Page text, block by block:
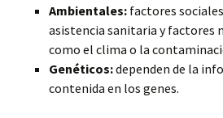
Ambientales: factores
asistencia sanitaria y factores
como el clima o la
Genéticos:dependen de la
contenida en los genes.